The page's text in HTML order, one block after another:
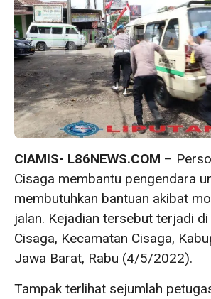
CIAMIS- L86NEWS.COM –
Cisaga membantu pengendara
membutuhkan bantuan akibat
jalan. Kejadian tersebut terjadi
Cisaga, Kecamatan Cisaga,
Jawa Barat, Rabu (4/5/2022).
Tampak terlihat sejumlah